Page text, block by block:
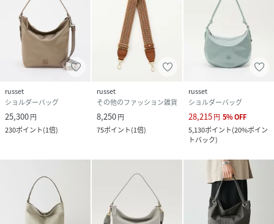
russet
ショルダーバッグ
25,300円
230ポイント(1倍)
russet
その他のファッション雑貨
8,250円
75ポイント(1倍)
russet
ショルダーバッグ
28,215円 5%OFF
5,130ポイント(20%ポイン
トバック)